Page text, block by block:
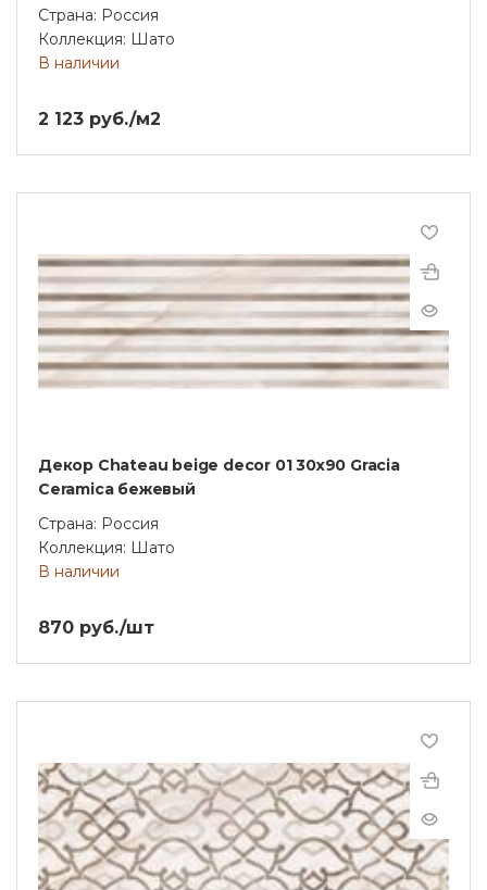
Страна: Россия
Коллекция: Шато
В наличии
2 123 руб./м2
Декор Chateau beige decor 01 30х90 Gracia
Ceramica бежевый
Страна: Россия
Коллекция: Шато
В наличии
870 руб./шт